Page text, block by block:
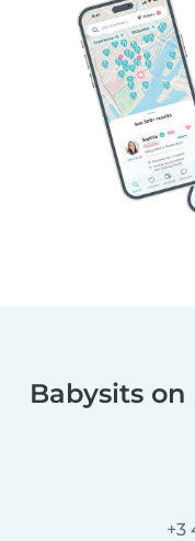
Babysits
+3